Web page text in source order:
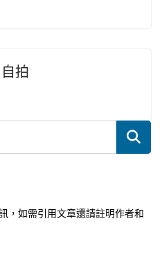
拍
，如需引用文章還請註明作者和